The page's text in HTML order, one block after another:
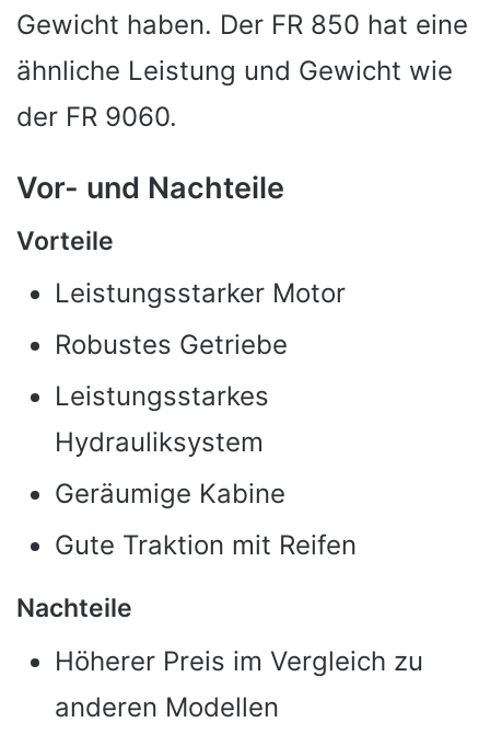
Gewicht haben. Der FR 850 hat eine
ähnliche Leistung und Gewicht wie
der FR 9060.
Vor- und Nachteile
Vorteile
Leistungsstarker Motor
Robustes Getriebe
Leistungsstarkes
Hydrauliksystem
Geräumige Kabine
Gute Traktion mit Reifen
Nachteile
Höherer Preis im Vergleich zu
anderen Modellen